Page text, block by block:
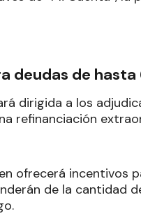
deudas de
dirigida a los
refinanciación
ofrecerá incentivos
de la cantidad